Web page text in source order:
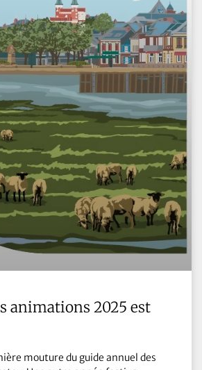
animations 2025 est
mouture du guide annuel des